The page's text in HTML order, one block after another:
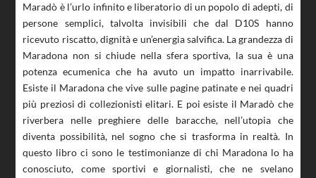
Maradò è l’urlo infinito e liberatorio di un popolo di adepti, di
persone semplici, talvolta invisibili che dal D10S hanno
ricevuto riscatto, dignità e un’energia salvifica. La grandezza di
Maradona non si chiude nella sfera sportiva, la sua è una
potenza ecumenica che ha avuto un impatto inarrivabile.
Esiste il Maradona che vive sulle pagine patinate e nei quadri
più preziosi di collezionisti elitari. E poi esiste il Maradò che
riverbera nelle preghiere delle baracche, nell’utopia che
diventa possibilità, nel sogno che si trasforma in realtà. In
questo libro ci sono le testimonianze di chi Maradona lo ha
conosciuto, come sportivi e giornalisti, che ne svelano